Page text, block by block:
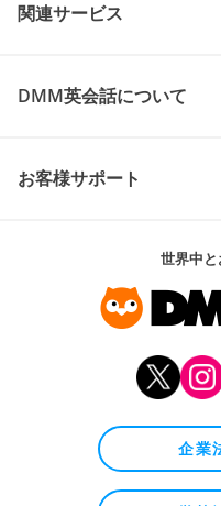
関連サービス
DMM英会話について
お客様サポート
世界中と
企業